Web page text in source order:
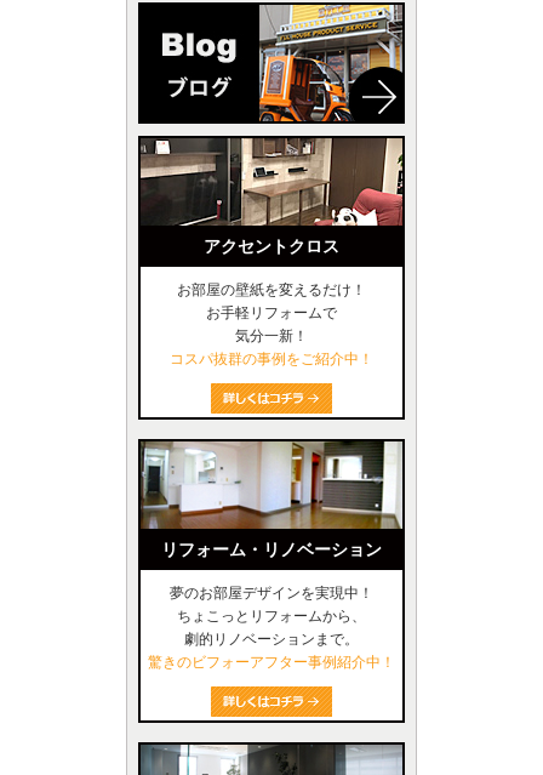
アクセントクロス
お部屋の壁紙を変えるだけ！
お手軽リフォームで
気分一新！
コスパ抜群の事例をご紹介中！
リフォーム・リノベーション
夢のお部屋デザインを実現中！
ちょこっとリフォームから、
劇的リノベーションまで。
驚きのビフォーアフター事例紹介中！